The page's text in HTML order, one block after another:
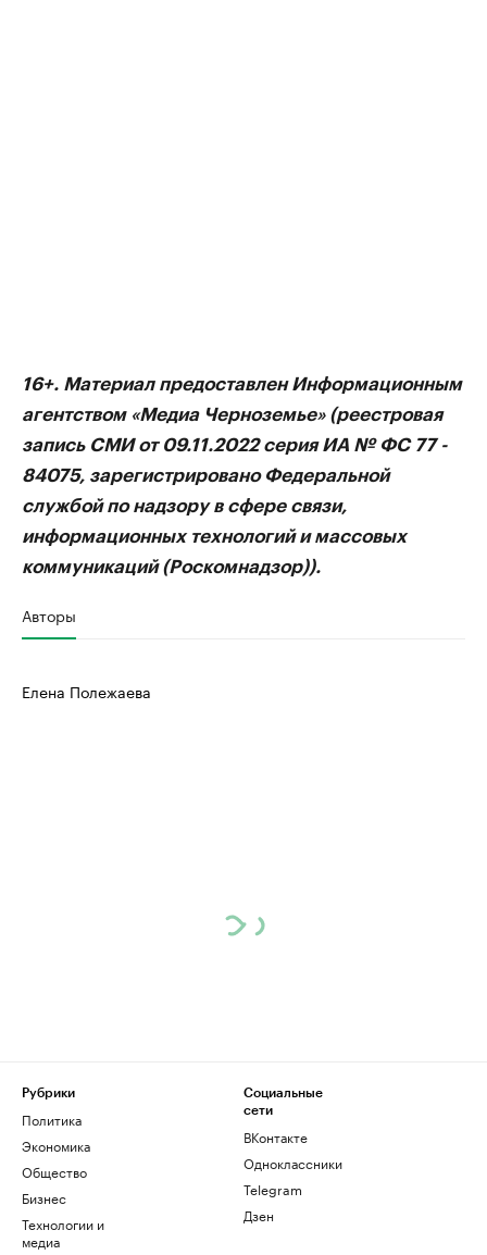
16+. Материал предоставлен Информационным
агентством «Медиа Черноземье» (реестровая
запись СМИ от 09.11.2022 серия ИА № ФС 77 -
84075, зарегистрировано Федеральной
службой по надзору в сфере связи,
информационных технологий и массовых
коммуникаций (Роскомнадзор)).
Авторы
Елена Полежаева
Рубрики
Политика
Экономика
Общество
Бизнес
Технологии и
медиа
Социальные
сети
ВКонтакте
Одноклассники
Telegram
Дзен